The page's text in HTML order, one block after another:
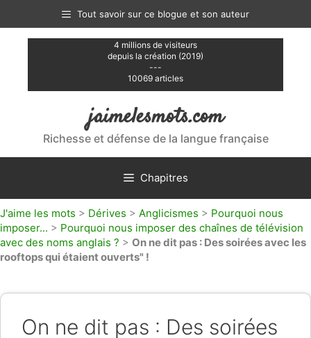
contenu
Tout savoir sur ce blogue et son auteur
4 millions de visiteurs
depuis la création (2019)
---
10069 articles
jaimelesmots.com
Richesse et défense de la langue française
Chapitres
J'aime les mots > Dérives > Anglicismes > Pourquoi nous
imposer... > Pourquoi nous imposer des chaînes de télévision
avec des noms anglais ? > On ne dit pas : Des soirées avec les
rooftops qui étaient ouverts" !
On ne dit pas : Des soirées